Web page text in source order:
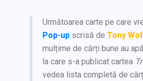
Următoarea carte pe care
Pop-up scrisă de Tony
mulțime de cărți bune au
la care s-a publicat cartea
vedea lista completă de